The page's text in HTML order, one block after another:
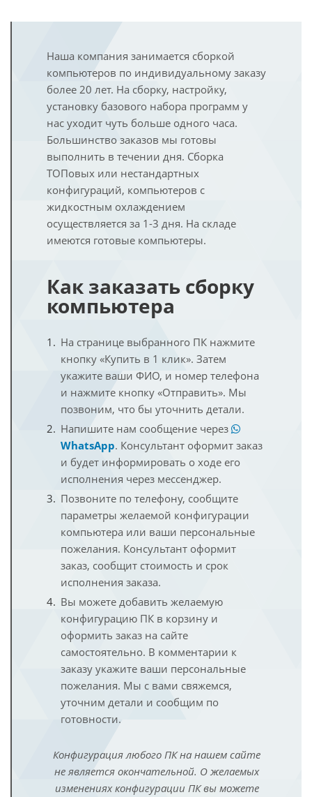
Наша компания занимается сборкой
компьютеров по индивидуальному заказу
более 20 лет. На сборку, настройку,
установку базового набора программ у
нас уходит чуть больше одного часа.
Большинство заказов мы готовы
выполнить в течении дня. Сборка
ТОПовых или нестандартных
конфигураций, компьютеров с
жидкостным охлаждением
осуществляется за 1-3 дня. На складе
имеются готовые компьютеры.
Как заказать сборку
компьютера
На странице выбранного ПК нажмите
кнопку «Купить в 1 клик». Затем
укажите ваши ФИО, и номер телефона
и нажмите кнопку «Отправить». Мы
позвоним, что бы уточнить детали.
Напишите нам сообщение через
WhatsApp. Консультант оформит заказ
и будет информировать о ходе его
исполнения через мессенджер.
Позвоните по телефону, сообщите
параметры желаемой конфигурации
компьютера или ваши персональные
пожелания. Консультант оформит
заказ, сообщит стоимость и срок
исполнения заказа.
Вы можете добавить желаемую
конфигурацию ПК в корзину и
оформить заказ на сайте
самостоятельно. В комментарии к
заказу укажите ваши персональные
пожелания. Мы с вами свяжемся,
уточним детали и сообщим по
готовности.
Конфигурация любого ПК на нашем сайте
не является окончательной. О желаемых
изменениях конфигурации ПК вы можете